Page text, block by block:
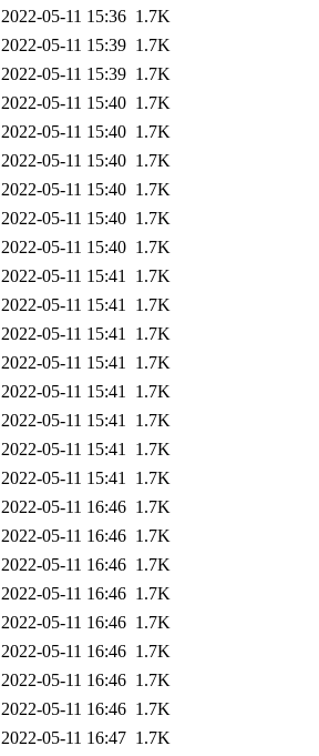
2022-05-11 15:36 1.7K
2022-05-11 15:39 1.7K
2022-05-11 15:39 1.7K
2022-05-11 15:40 1.7K
2022-05-11 15:40 1.7K
2022-05-11 15:40 1.7K
2022-05-11 15:40 1.7K
2022-05-11 15:40 1.7K
2022-05-11 15:40 1.7K
2022-05-11 15:41 1.7K
2022-05-11 15:41 1.7K
2022-05-11 15:41 1.7K
2022-05-11 15:41 1.7K
2022-05-11 15:41 1.7K
2022-05-11 15:41 1.7K
2022-05-11 15:41 1.7K
2022-05-11 15:41 1.7K
2022-05-11 16:46 1.7K
2022-05-11 16:46 1.7K
2022-05-11 16:46 1.7K
2022-05-11 16:46 1.7K
2022-05-11 16:46 1.7K
2022-05-11 16:46 1.7K
2022-05-11 16:46 1.7K
2022-05-11 16:46 1.7K
2022-05-11 16:47 1.7K